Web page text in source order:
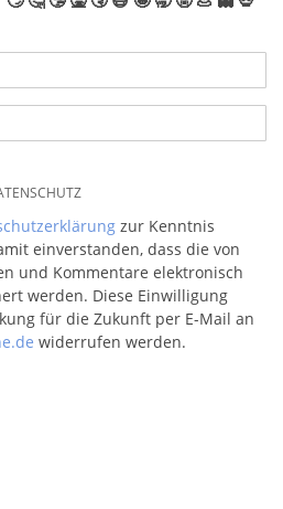
zur Kenntnis
einverstanden, dass die von
und Kommentare elektronisch
werden. Diese Einwilligung
für die Zukunft per E-Mail an
widerrufen werden.